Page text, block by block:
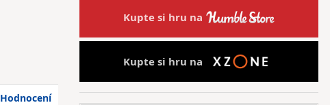
Hodnocení
Kupte si hru na
Kupte si hru na